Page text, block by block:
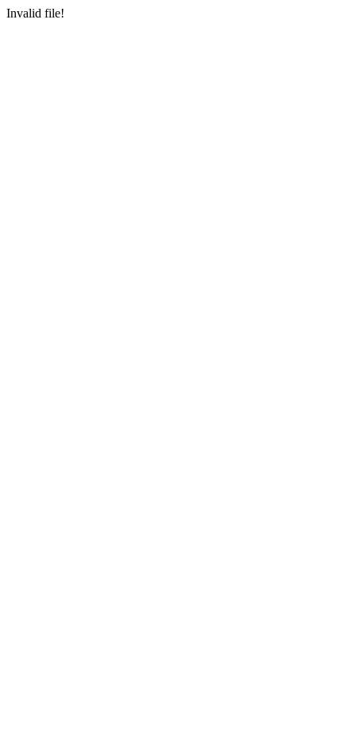
Invalid file!